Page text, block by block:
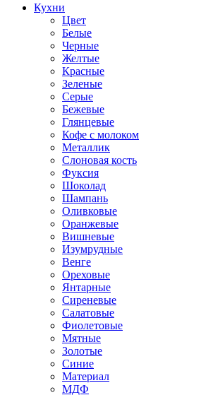
Кухни
Цвет
Белые
Черные
Желтые
Красные
Зеленые
Серые
Бежевые
Глянцевые
Кофе с молоком
Металлик
Слоновая кость
Фуксия
Шоколад
Шампань
Оливковые
Оранжевые
Вишневые
Изумрудные
Венге
Ореховые
Янтарные
Сиреневые
Салатовые
Фиолетовые
Мятные
Золотые
Синие
Материал
МДФ